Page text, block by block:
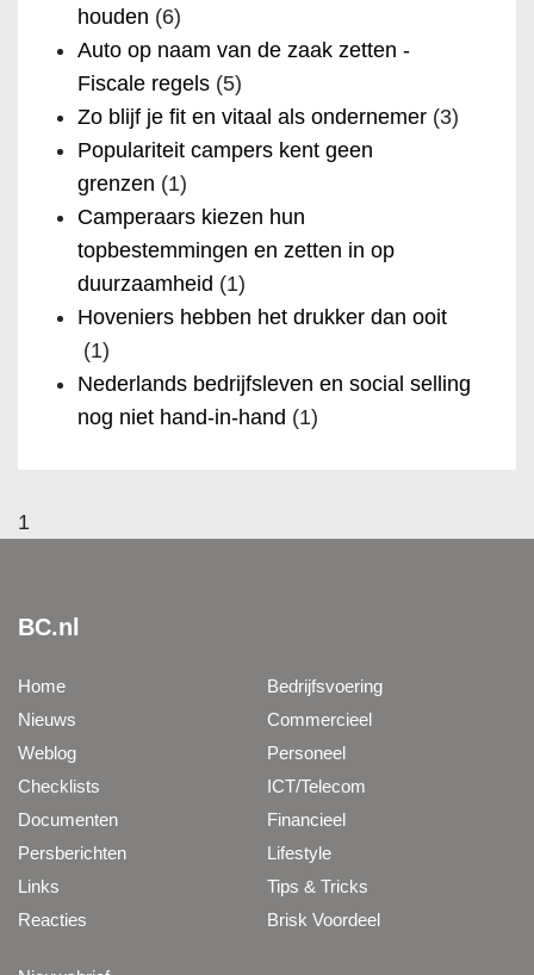
houden (6)
Auto op naam van de zaak zetten -
Fiscale regels (5)
Zo blijf je fit en vitaal als ondernemer (3)
Populariteit campers kent geen
grenzen (1)
Camperaars kiezen hun
topbestemmingen en zetten in op
duurzaamheid (1)
Hoveniers hebben het drukker dan ooit
(1)
Nederlands bedrijfsleven en social selling
nog niet hand-in-hand (1)
1
BC.nl
Home
Nieuws
Weblog
Checklists
Documenten
Persberichten
Links
Reacties
Bedrijfsvoering
Commercieel
Personeel
ICT/Telecom
Financieel
Lifestyle
Tips & Tricks
Brisk Voordeel